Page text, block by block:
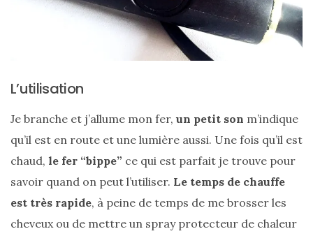
de
:
alternatives
éco-
responsables
au
cuir
11/04/2026
L’utilisation
Je branche et j’allume mon fer, un petit son m’indique
qu’il est en route et une lumière aussi. Une fois qu’il est
chaud, le fer “bippe” ce qui est parfait je trouve pour
savoir quand on peut l’utiliser. Le temps de chauffe
est très rapide, à peine de temps de me brosser les
cheveux ou de mettre un spray protecteur de chaleur